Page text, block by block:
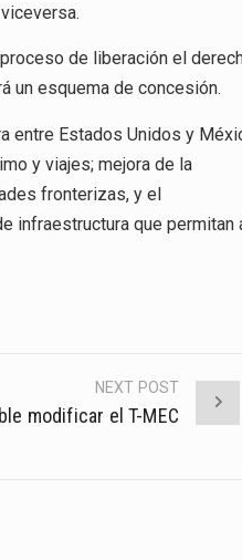
de liberación el
un esquema de concesión.
entre Estados Unidos y
y viajes; mejora de la
fronterizas, y el
infraestructura que permitan
NEXT POST
modificar el T-MEC